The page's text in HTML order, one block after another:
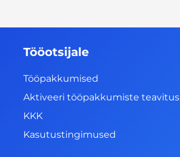
Tööotsijale
Tööpakkumised
Aktiveeri tööpakkumiste teavitus
KKK
Kasutustingimused